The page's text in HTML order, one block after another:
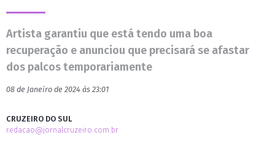
Artista garantiu que está tendo uma boa
recuperação e anunciou que precisará se afastar
dos palcos temporariamente
08 de Janeiro de 2024 às 23:01
CRUZEIRO DO SUL
redacao@jornalcruzeiro.com.br